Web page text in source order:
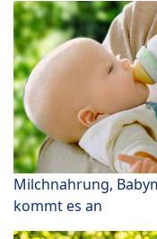
Milchnahrung,
kommt es an